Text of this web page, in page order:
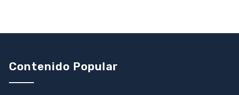
Contenido Popular